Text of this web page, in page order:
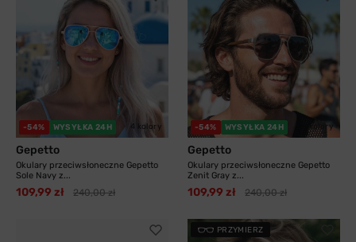
-54% WYSYŁKA 24H 4 kolory
Gepetto
Okulary przeciwsłoneczne Gepetto
Sole Navy z...
109,99 zł 240,00 zł
-54% WYSYŁKA 24H 3 kolory
Gepetto
Okulary przeciwsłoneczne Gepetto
Zenit Gray z...
109,99 zł 240,00 zł
PRZYMIERZ